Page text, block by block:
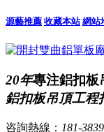
源藝推薦 收藏本站 網站
20年專注鋁扣板
鋁扣板吊頂工程
咨詢熱線： 181-